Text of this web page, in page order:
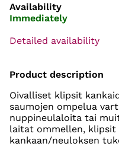
Availability
Immediately
Detailed availability
Product description
Oivalliset klipsit
saumojen ompelua
nuppineulaloita tai
laitat ommellen, klipsit
kankaan/neuloksen